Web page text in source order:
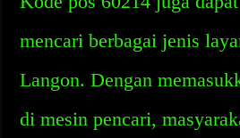
mencari berbagai jenis
Langon. Dengan
di mesin pencari,